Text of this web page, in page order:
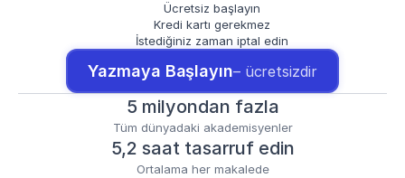
Ücretsiz başlayın
Kredi kartı gerekmez
İstediğiniz zaman iptal edin
Yazmaya Başlayın– ücretsizdir
5 milyondan fazla
Tüm dünyadaki akademisyenler
5,2 saat tasarruf edin
Ortalama her makalede